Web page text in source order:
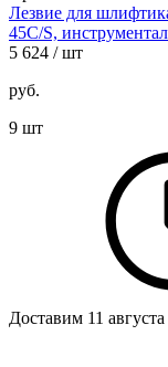
Лезвие для
45C/S,
5 624 / шт
руб.
9 шт
Доставим 11 августа